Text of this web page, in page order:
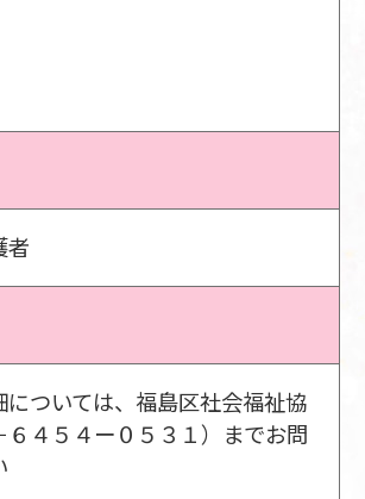
者
については、福島区社会福祉協
６４５４ー０５３１）までお問